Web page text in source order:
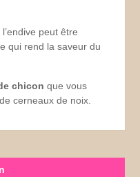
peut être
qui rend la saveur du
chicon que vous
cerneaux de noix.